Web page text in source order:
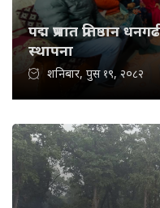
पद्म प्रभात प्रतिष्ठान
स्थापना
शनिबार, पुस १९, २०८२